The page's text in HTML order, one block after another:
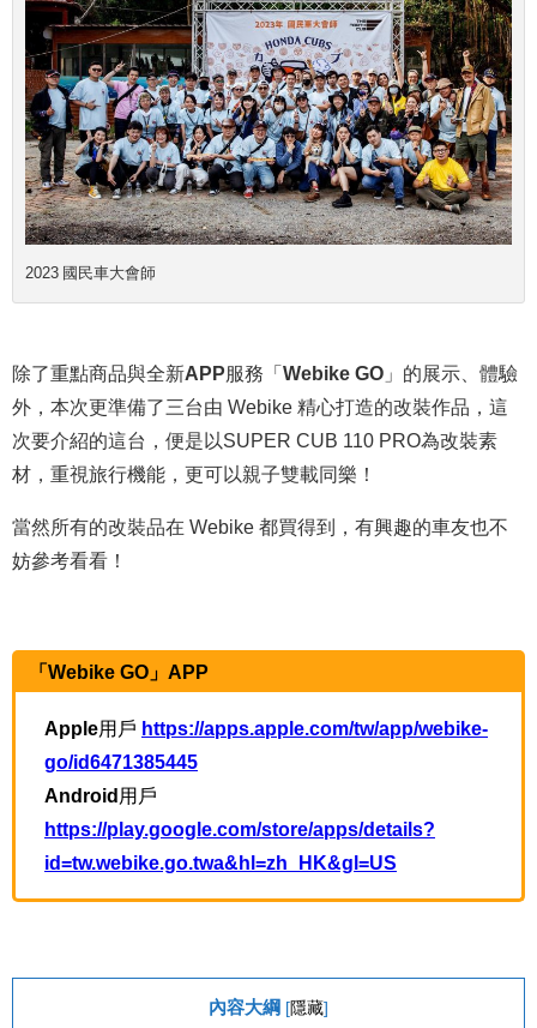
2023 國民車大會師
除了重點商品與全新APP服務「 Webike GO 」的展示、體驗
外，本次更準備了三台由 Webike 精心打造的改裝作品，這
次要介紹的這台，便是以SUPER CUB 110 PRO為改裝素
材，重視旅行機能，更可以親子雙載同樂！
當然所有的改裝品在 Webike 都買得到，有興趣的車友也不
妨參考看看！
「Webike GO」APP
Apple用戶 https://apps.apple.com/tw/app/webike-
go/id6471385445
Android 用戶
https://play.google.com/store/apps/details?
id=tw.webike.go.twa&hl=zh_HK&gl=US
內容大綱 [隱藏]